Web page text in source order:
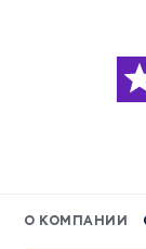
О КОМПАНИИ